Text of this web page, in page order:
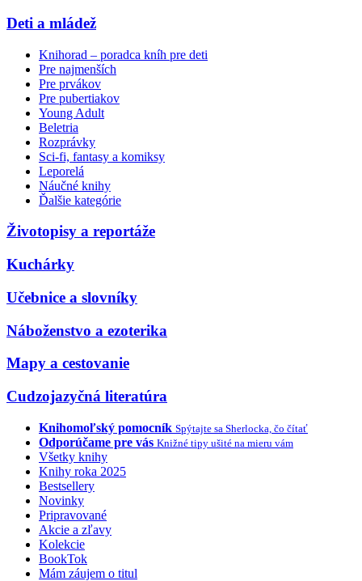
Deti a mládež
Knihorad – poradca kníh pre deti
Pre najmenších
Pre prvákov
Pre pubertiakov
Young Adult
Beletria
Rozprávky
Sci-fi, fantasy a komiksy
Leporelá
Náučné knihy
Ďalšie kategórie
Životopisy a reportáže
Kuchárky
Učebnice a slovníky
Náboženstvo a ezoterika
Mapy a cestovanie
Cudzojazyčná literatúra
Knihomoľský pomocník Spýtajte sa Sherlocka, čo čítať
Odporúčame pre vás Knižné tipy ušité na mieru vám
Všetky knihy
Knihy roka 2025
Bestsellery
Novinky
Pripravované
Akcie a zľavy
Kolekcie
BookTok
Mám záujem o titul